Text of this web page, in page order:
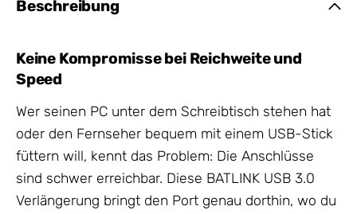
Beschreibung
Keine Kompromisse bei Reichweite und
Speed
Wer seinen PC unter dem Schreibtisch stehen hat
oder den Fernseher bequem mit einem USB-Stick
füttern will, kennt das Problem: Die Anschlüsse
sind schwer erreichbar. Diese BATLINK USB 3.0
Verlängerung bringt den Port genau dorthin, wo du